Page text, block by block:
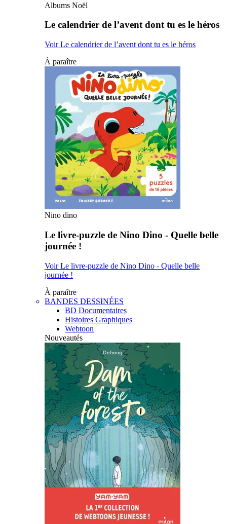
Albums Noël
Le calendrier de l’avent dont tu es le héros
Voir Le calendrier de l’avent dont tu es le héros
À paraître
Nino dino
Le livre-puzzle de Nino Dino - Quelle belle
journée !
Voir Le livre-puzzle de Nino Dino - Quelle belle
journée !
À paraître
BANDES DESSINÉES
BD Documentaires
Histoires Graphiques
Webtoon
Nouveautés